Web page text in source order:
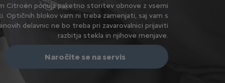
Citroën ponuja paketno storitev obnove z vsemi
Optičnih blokov vam ni treba zamenjati, saj vam s
delavnic ne bo treba pri zavarovalnici prijaviti
razbitja stekla in njihove menjave.
Naročite se na servis